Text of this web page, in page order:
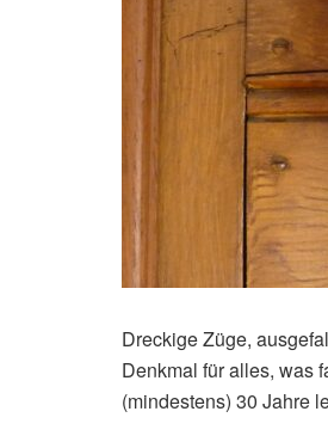
Dreckige Züge,
Denkmal für alles, was
(mindestens) 30 Jahre